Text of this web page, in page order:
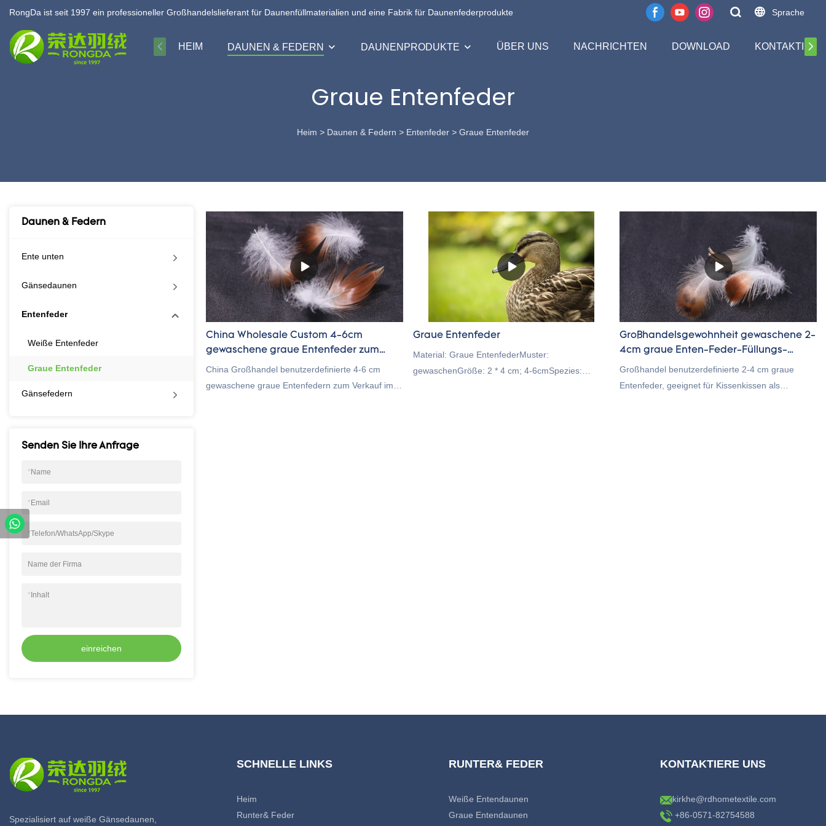
RongDa ist seit 1997 ein professioneller Großhandelslieferant für Daunenfüllmaterialien und eine Fabrik für Daunenfederprodukte Sprache
HEIM DAUNEN & FEDERN DAUNENPRODUKTE ÜBER UNS NACHRICHTEN DOWNLOAD
Graue Entenfeder
Heim > Daunen & Federn > Entenfeder > Graue Entenfeder
Daunen & Federn
Ente unten
Gänsedaunen
Entenfeder
Weiße Entenfeder
Graue Entenfeder
Gänsefedern
Senden Sie Ihre Anfrage
*Name
*Email
*Telefon/WhatsApp/Skype
Name der Firma
*Inhalt
einreichen
China Wholesale Custom 4-6cm
gewaschene graue Entenfeder zum
Verkauf
China Großhandel benutzerdefinierte 4-6 cm
gewaschene graue Entenfedern zum Verkauf im
Graue Entenfeder
Material: Graue EntenfederMuster:
gewaschenGröße: 2 * 4 cm; 4-6cmSpezies:
Großhandelsgewohnheit gewaschene 2-
4cm graue Enten-Feder-Füllungs-
Rohstoff-Lieferant
Großhandel benutzerdefinierte 2-4 cm graue
Entenfeder, geeignet für Kissenkissen als
Spezialisiert auf weiße Gänsedaunen,
SCHNELLE LINKS
Heim
Runter& Feder
RUNTER& FEDER
Weiße Entendaunen
Graue Entendaunen
KONTAKTIERE UNS
kirkhe@rdhometextile.com
+86-0571-82754588